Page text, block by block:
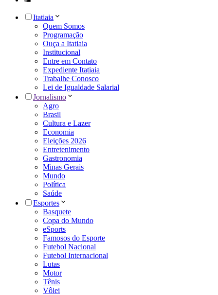
Itatiaia
Quem Somos
Programação
Ouça a Itatiaia
Institucional
Entre em Contato
Expediente Itatiaia
Trabalhe Conosco
Lei de Igualdade Salarial
Jornalismo
Agro
Brasil
Cultura e Lazer
Economia
Eleições 2026
Entretenimento
Gastronomia
Minas Gerais
Mundo
Política
Saúde
Esportes
Basquete
Copa do Mundo
eSports
Famosos do Esporte
Futebol Nacional
Futebol Internacional
Lutas
Motor
Tênis
Vôlei